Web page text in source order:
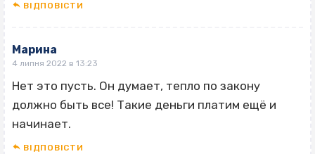
ВІДПОВІCТИ
Марина
4 липня 2022 в 13:23
Нет это пусть. Он думает, тепло по закону
должно быть все! Такие деньги платим ещё и
начинает.
ВІДПОВІCТИ